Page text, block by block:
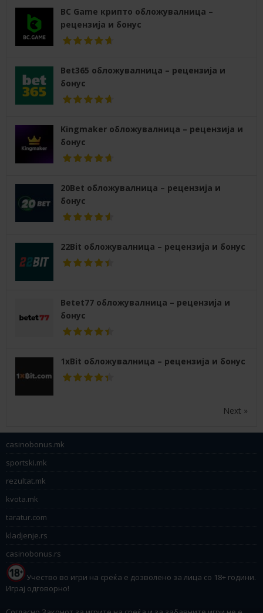
BC Game крипто обложувалница –
рецензија и бонус
Bet365 обложувалница – рецензија и
бонус
Kingmaker обложувалница – рецензија и
бонус
20Bet обложувалница – рецензија и
бонус
22Bit обложувалница – рецензија и бонус
Betet77 обложувалница – рецензија и
бонус
1xBit обложувалница – рецензија и бонус
Next »
casinobonus.mk
sportski.mk
rezultat.mk
kvota.mk
taratur.com
kladjenje.rs
casinobonus.rs
Учество во игри на среќа е дозволено за лица со 18+ години.
Играј одговорно!